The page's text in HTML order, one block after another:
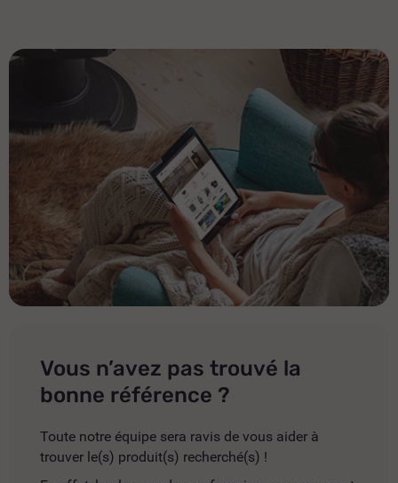
Vous n’avez pas trouvé la
bonne référence ?
Toute notre équipe sera ravis de vous aider à
trouver le(s) produit(s) recherché(s) !